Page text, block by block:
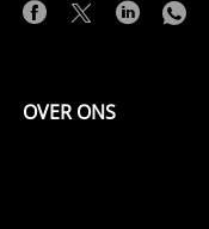
OVER ONS